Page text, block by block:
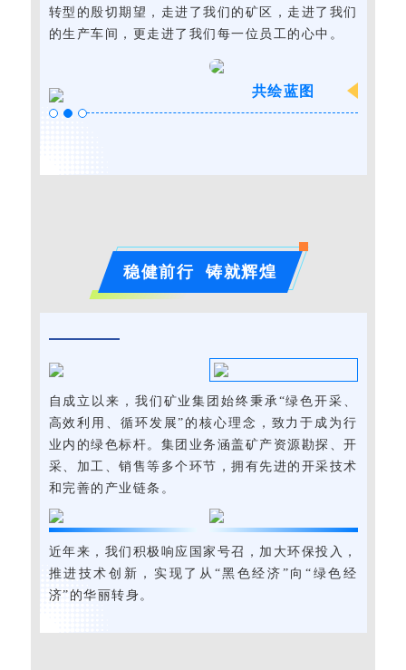
转型的殷切期望，走进了我们的矿区，走进了我们
的生产车间，更走进了我们每一位员工的心中。
共绘蓝图
稳健前行 铸就辉煌
自成立以来，我们矿业集团始终秉承“绿色开采、
高效利用、循环发展”的核心理念，致力于成为行
业内的绿色标杆。集团业务涵盖矿产资源勘探、开
采、加工、销售等多个环节，拥有先进的开采技术
和完善的产业链条。
近年来，我们积极响应国家号召，加大环保投入，
推进技术创新，实现了从“黑色经济”向“绿色经
济”的华丽转身。